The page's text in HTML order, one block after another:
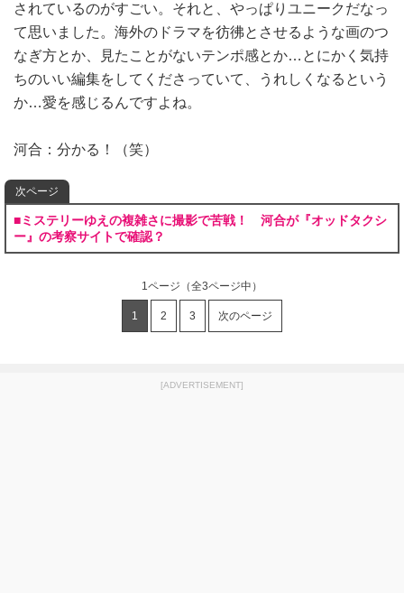
されているのがすごい。それと、やっぱりユニークだなっ
て思いました。海外のドラマを彷彿とさせるような画のつ
なぎ方とか、見たことがないテンポ感とか…とにかく気持
ちのいい編集をしてくださっていて、うれしくなるという
か…愛を感じるんですよね。
河合：分かる！（笑）
次ページ
■ミステリーゆえの複雑さに撮影で苦戦！ 河合が『オッドタクシ
ー』の考察サイトで確認？
1ページ （全3ページ中）
1 2 3 次のページ
[ADVERTISEMENT]